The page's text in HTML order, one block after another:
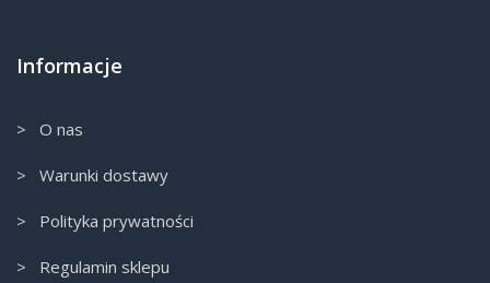
Informacje
> O nas
> Warunki dostawy
> Polityka prywatności
> Regulamin sklepu